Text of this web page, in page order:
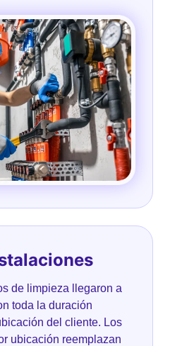
de limpieza llegaron a
toda la duración
del cliente. Los
ubicación reemplazan